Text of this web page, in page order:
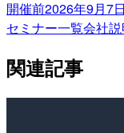
開催前2026年9月7
セミナー一覧会社
関連記事